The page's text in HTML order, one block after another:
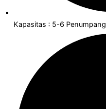
Kapasitas : 5-6 Penumpang